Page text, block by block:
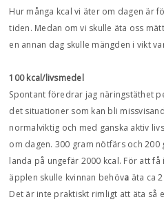
Hur många kcal vi äter om dagen är
tiden. Medan om vi skulle äta oss
en annan dag skulle mängden i vikt
100 kcal/livsmedel
Spontant föredrar jag näringstäthet
det situationer som kan bli
normalviktig och med ganska aktiv
om dagen. 300 gram nötfärs och
landa på ungefär 2000 kcal. För att
äpplen skulle kvinnan behöva äta ca
Det är inte praktiskt rimligt att äta så